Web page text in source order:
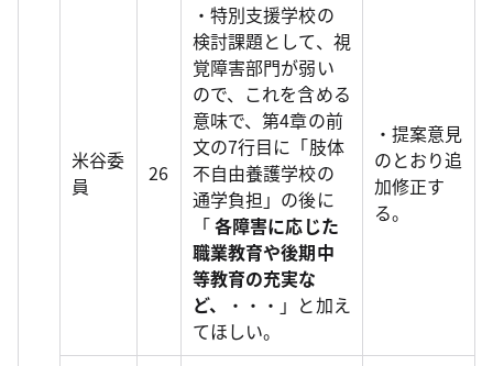
米谷委
員
26
・特別支援学校の
検討課題として、視
覚障害部門が弱い
ので、これを含める
意味で、第4章の前
文の7行目に「肢体
不自由養護学校の
通学負担」の後に
「各障害に応じた
職業教育や後期中
等教育の充実な
ど、
・・・」と加え
てほしい。
・提案意見
のとおり追
加修正す
る。